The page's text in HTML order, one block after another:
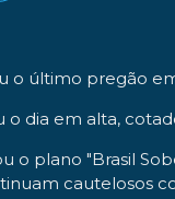
o último pregão
dia em alta,
o plano "Brasil
cautelosos